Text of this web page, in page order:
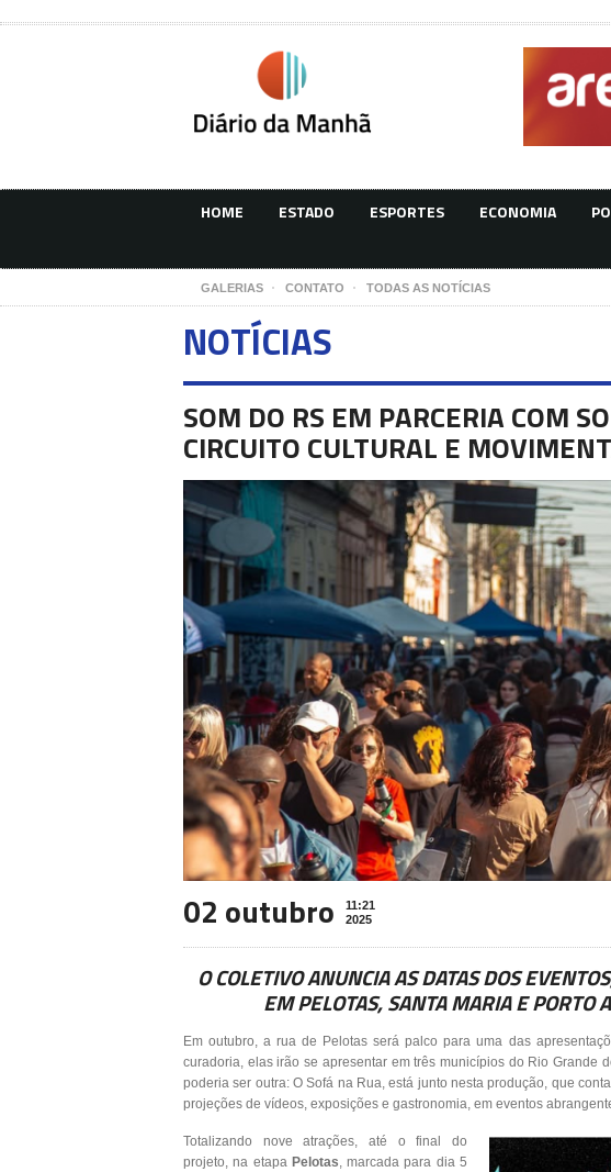
HOME ESTADO ESPORTES ECONOMIA
GALERIAS CONTATO TODAS AS NOTÍCIAS
NOTÍCIAS
SOM DO RS EM PARCERIA COM
CIRCUITO CULTURAL E
02 outubro
11:21
2025
O COLETIVO ANUNCIA AS DATAS DOS
EM PELOTAS, SANTA MARIA E PORTO
Em outubro, a rua de Pelotas será palco para uma das
curadoria, elas irão se apresentar em três municípios do Rio Grande
poderia ser outra: O Sofá na Rua, está junto nesta produção, que
projeções de vídeos, exposições e gastronomia, em eventos
Totalizando nove atrações, até o final do
projeto, na etapa Pelotas, marcada para dia 5